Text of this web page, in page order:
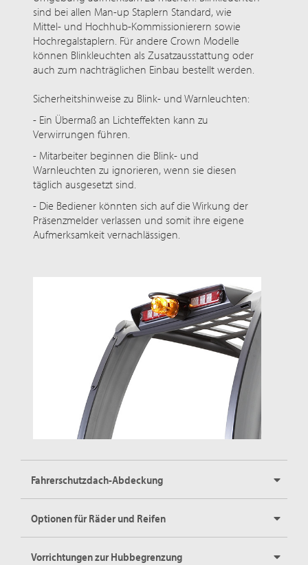
sind bei allen Man-up Staplern Standard, wie
Mittel- und Hochhub-Kommissionierern sowie
Hochregalstaplern. Für andere Crown Modelle
können Blinkleuchten als Zusatzausstattung oder
auch zum nachträglichen Einbau bestellt werden.
Sicherheitshinweise zu Blink- und Warnleuchten:
- Ein Übermaß an Lichteffekten kann zu
Verwirrungen führen.
- Mitarbeiter beginnen die Blink- und
Warnleuchten zu ignorieren, wenn sie diesen
täglich ausgesetzt sind.
- Die Bediener könnten sich auf die Wirkung der
Präsenzmelder verlassen und somit ihre eigene
Aufmerksamkeit vernachlässigen.
Fahrerschutzdach-Abdeckung
Optionen für Räder und Reifen
Vorrichtungen zur Hubbegrenzung